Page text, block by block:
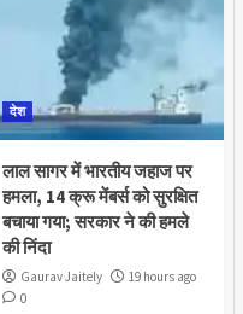
देश
लाल सागर में भारतीय जहाज पर
हमला, 14 क्रू मेंबर्स को सुरक्षित
बचाया गया; सरकार ने की हमले
की निंदा
Gaurav Jaitely
19 hours ago
0